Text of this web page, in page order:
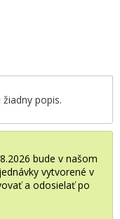
bude v našom
vytvorené v
a odosielať po
popis.